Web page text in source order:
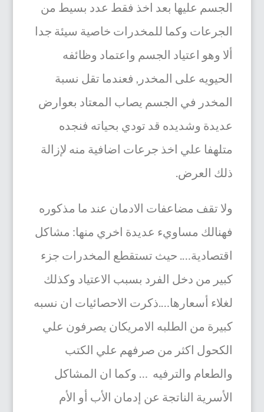
الجسم عليها بعد اخذ فقط عدد بسيط من
الجرعات وكما للمخدرات خاصية سيئة جدا
ألا وهو اعتياد الجسم واعتماد وظائفه
الحيويه على المخدر, فعندما تقل نسبة
المخدر في الجسم يصاب المعتاد بعوارض
عديدة وشديده قد تودي بحياته فنجده
متلهفا علي اخذ جرعات اضافية منه لإزالة
ذلك العرض.
ولا تقف مضاعفات الادمان عند ما مذكوره
فهنالك مساويء عديدة اخري منها: مشاكل
اقتصادية…. حيث تستقطع المخدرات جزء
كبير من دخل الفرد بسبب الاعتياد وكذلك
لغلاء أسعارها….ذكرت الاحصائيات ان نسبه
كبيرة من الطلبه الامريكان يصرفون علي
الكحول اكثر من صرفهم علي الكتب
والطعام والترفيه … وكما ان المشاكل
الأسرية الناتجة عن إدمان الأب أو الأم